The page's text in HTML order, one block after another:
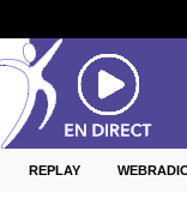
REPLAY